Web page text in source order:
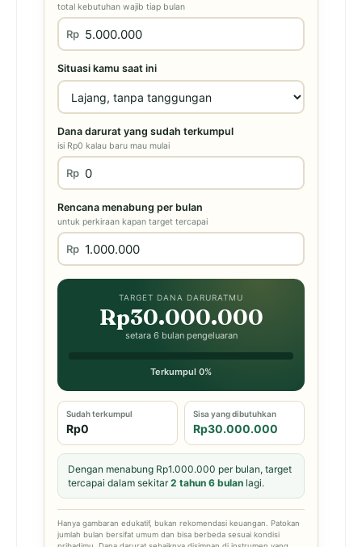
total kebutuhan wajib tiap bulan
Rp
Situasi kamu saat ini
Dana darurat yang sudah terkumpul
isi Rp0 kalau baru mau mulai
Rp
Rencana menabung per bulan
untuk perkiraan kapan target tercapai
Rp
TARGET DANA DARURATMU
Rp30.000.000
setara 6 bulan pengeluaran
Terkumpul 0%
Sudah terkumpul
Rp0
Sisa yang dibutuhkan
Rp30.000.000
Dengan menabung Rp1.000.000 per bulan, target
tercapai dalam sekitar2 tahun 6 bulan lagi.
Hanya gambaran edukatif, bukan rekomendasi keuangan. Patokan
jumlah bulan bersifat umum dan bisa berbeda sesuai kondisi